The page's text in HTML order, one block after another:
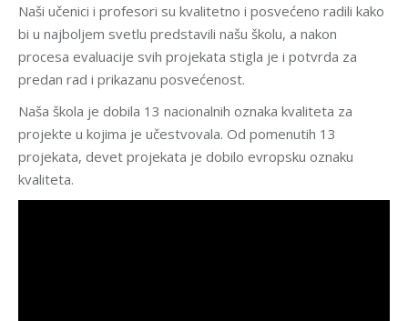
Naši učenici i profesori su kvalitetno i posvećeno radili kako
bi u najboljem svetlu predstavili našu školu, a nakon
procesa evaluacije svih projekata stigla je i potvrda za
predan rad i prikazanu posvećenost.
Naša škola je dobila 13 nacionalnih oznaka kvaliteta za
projekte u kojima je učestvovala. Od pomenutih 13
projekata, devet projekata je dobilo evropsku oznaku
kvaliteta.